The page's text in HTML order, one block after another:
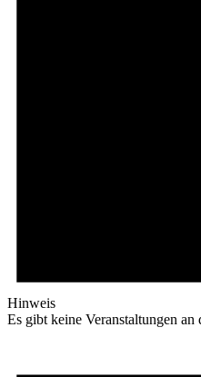
Hinweis
Es gibt keine Veranstaltungen an